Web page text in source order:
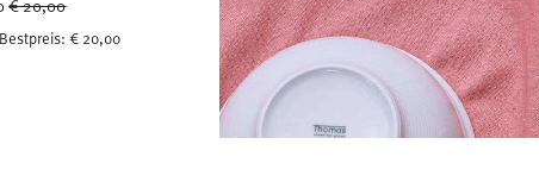
€ 20,00
€ 20,00